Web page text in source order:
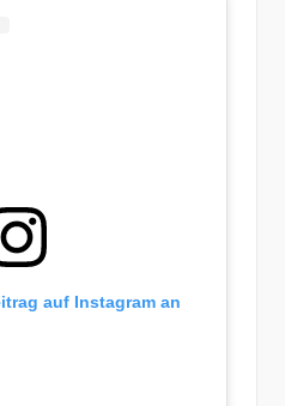
auf Instagram an